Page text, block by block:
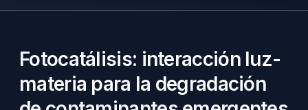
Fotocatálisis: interacción luz-
materia para la degradación